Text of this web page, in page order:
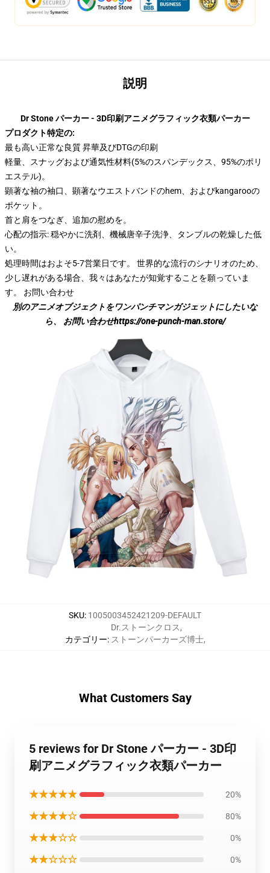
説明
Dr Stone パーカー - 3D印刷アニメグラフィック衣類パーカー
プロダクト特定の:
最も高い正常な良質 昇華及びDTGの印刷
軽量、スナッグおよび通気性材料(5%のスパンデックス、95%のポリ
エステル)。
顕著な袖の袖口、顕著なウエストバンドのhem、およびkangarooの
ポケット。
首と肩をつなぎ、追加の慰めを。
心配の指示: 穏やかに洗剤、機械唐辛子洗浄、タンブルの乾燥した低
い。
処理時間はおよそ5-7営業日です。 世界的な流行のシナリオのため、
少し遅れがある場合、我々はあなたが知覚することを願っていま
す。 お問い合わせ
別のアニメオブジェクトをワンパンチマンガジェットにしたいな
ら、 お問い合わせhttps://one-punch-man.store/
SKU: 1005003452421209-DEFAULT
カテゴリー:
Dr.ストーンクロス,
ストーンパーカーズ博士,
What Customers Say
5 reviews for Dr Stone パーカー - 3D印
刷アニメグラフィック衣類パーカー
★★★★★ 20%
★★★★☆ 80%
★★★☆☆ 0%
★★☆☆☆ 0%